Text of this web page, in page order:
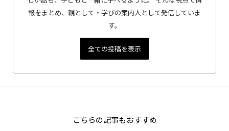
報をまとめ、親として・学びの案内人として発信していま
す。
全ての投稿を表示
こちらの記事もおすすめ